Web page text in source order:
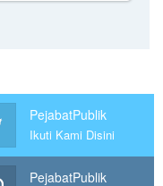
PejabatPublik
Ikuti Kami Disini
PejabatPublik